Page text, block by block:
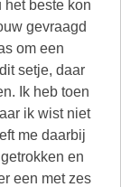
beste kon
gevraagd
om een
setje, daar
Ik heb toen
ik wist niet
me daarbij
en
een met zes